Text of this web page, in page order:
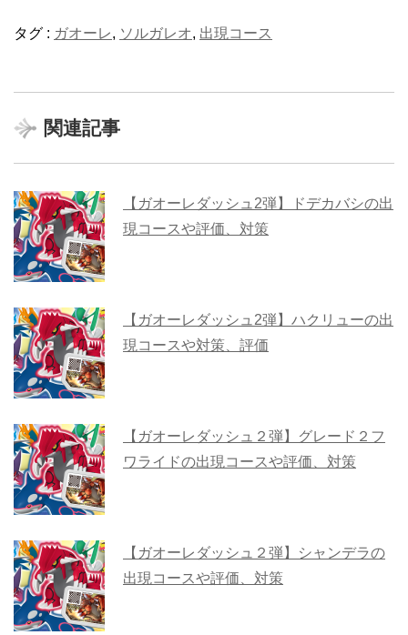
タグ : ガオーレ, ソルガレオ, 出現コース
関連記事
【ガオーレダッシュ2弾】ドデカバシの出
現コースや評価、対策
【ガオーレダッシュ2弾】ハクリューの出
現コースや対策、評価
【ガオーレダッシュ２弾】グレード２フ
ワライドの出現コースや評価、対策
【ガオーレダッシュ２弾】シャンデラの
出現コースや評価、対策